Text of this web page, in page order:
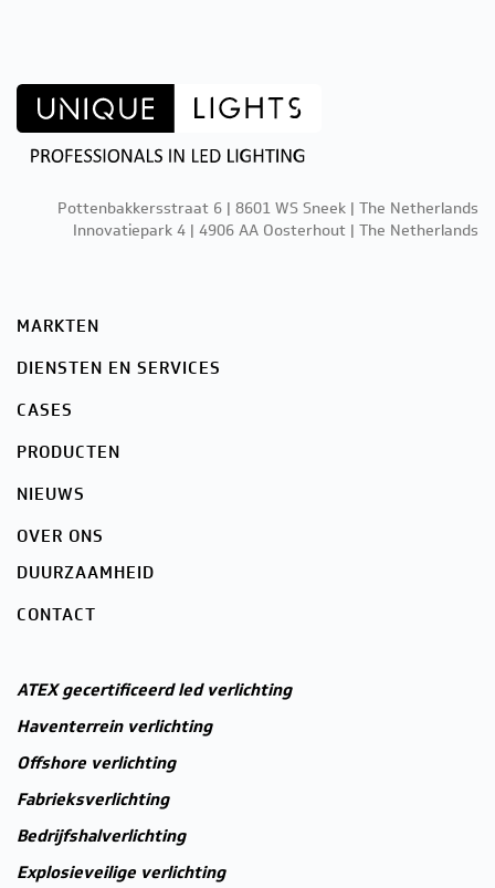
Pottenbakkersstraat 6 | 8601 WS Sneek | The Netherlands
Innovatiepark 4 | 4906 AA Oosterhout | The Netherlands
MARKTEN
DIENSTEN EN SERVICES
CASES
PRODUCTEN
NIEUWS
OVER ONS
DUURZAAMHEID
CONTACT
ATEX gecertificeerd led verlichting
Haventerrein verlichting
Offshore verlichting
Fabrieksverlichting
Bedrijfshalverlichting
Explosieveilige verlichting